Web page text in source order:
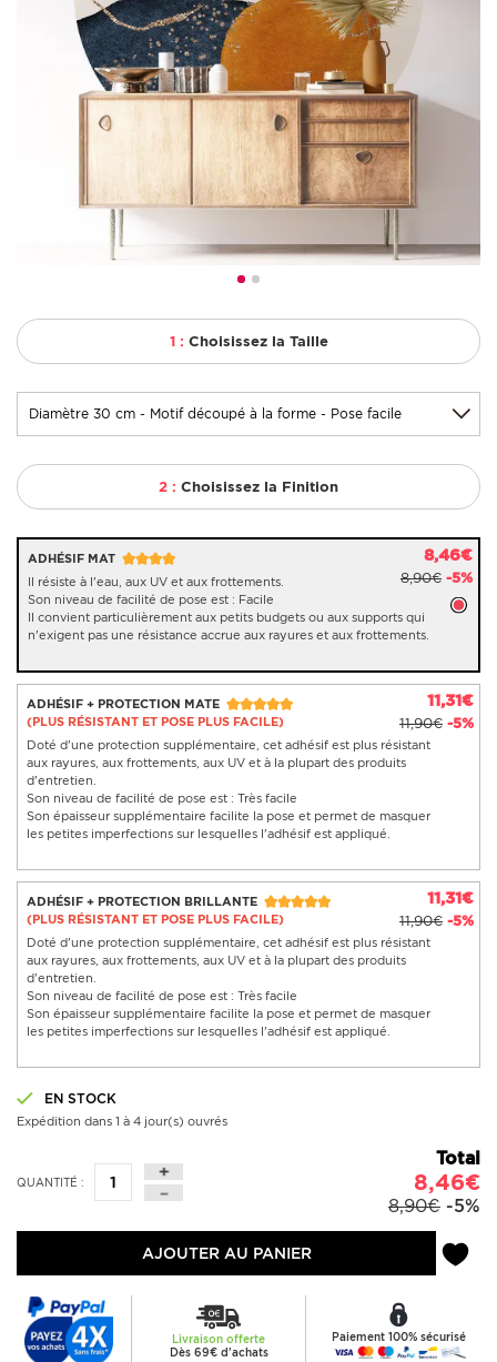
1 : Choisissez la Taille
2 : Choisissez la Finition
ADHÉSIF MAT 8,46€
8,90€ -5%
Il résiste à l'eau, aux UV et aux frottements.
Son niveau de facilité de pose est : Facile
Il convient particulièrement aux petits budgets ou aux supports qui
n'exigent pas une résistance accrue aux rayures et aux frottements.
ADHÉSIF + PROTECTION MATE
(PLUS RÉSISTANT ET POSE PLUS FACILE)
11,31€
11,90€ -5%
Doté d'une protection supplémentaire, cet adhésif est plus résistant
aux rayures, aux frottements, aux UV et à la plupart des produits
d'entretien.
Son niveau de facilité de pose est : Très facile
Son épaisseur supplémentaire facilite la pose et permet de masquer
les petites imperfections sur lesquelles l'adhésif est appliqué.
ADHÉSIF + PROTECTION BRILLANTE
(PLUS RÉSISTANT ET POSE PLUS FACILE)
11,31€
11,90€ -5%
Doté d'une protection supplémentaire, cet adhésif est plus résistant
aux rayures, aux frottements, aux UV et à la plupart des produits
d'entretien.
Son niveau de facilité de pose est : Très facile
Son épaisseur supplémentaire facilite la pose et permet de masquer
les petites imperfections sur lesquelles l'adhésif est appliqué.
EN STOCK
Expédition dans 1 à 4 jour(s) ouvrés
QUANTITÉ :
Total
8,46€
8,90€ -5%
AJOUTER AU PANIER
Livraison offerte
Dès 69€ d'achats
Paiement 100% sécurisé